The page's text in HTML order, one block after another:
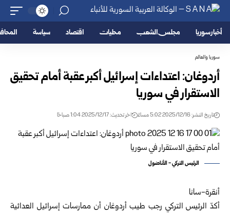
أخبار سوريا مجلس الشعب محليات اقتصاد سياسة
سوريا والعالم
أردوغان: اعتداءات إسرائيل أكبر عقبة أمام تحقيق
الاستقرار في سوريا
تاريخ النشر: 2025/12/16 5:02 مساءً اخر تحديث: 2025/12/17 1:04 صباحًا
الرئيس التركي - الأناضول
أنقرة-سانا
أكدّالرئيس التركي رجب طيب أردوغان أن ممارسات إسرائيل العدائية